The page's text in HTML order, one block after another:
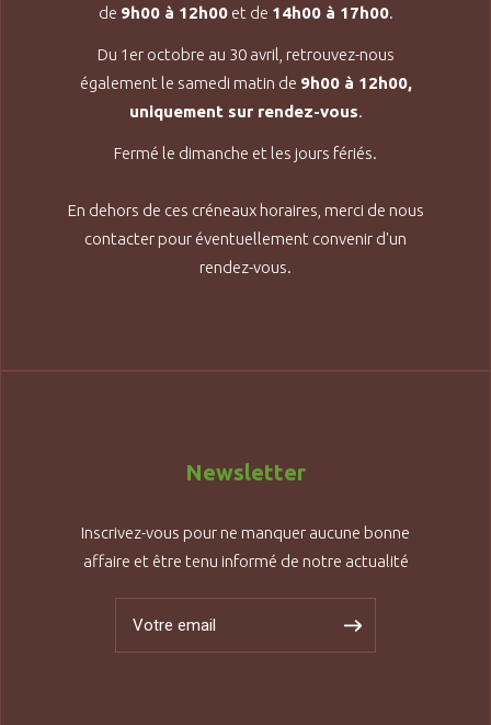
de 9h00 à 12h00et de 14h00 à 17h00.
Du 1er octobre au 30 avril, retrouvez-nous
également le samedi matin de 9h00 à 12h00,
uniquement sur rendez-vous.
Fermé le dimanche et les jours fériés.
En dehors de ces créneaux horaires, merci de nous
contacter pour éventuellement convenir d'un
rendez-vous.
Newsletter
Inscrivez-vous pour ne manquer aucune bonne
affaire et être tenu informé de notre actualité